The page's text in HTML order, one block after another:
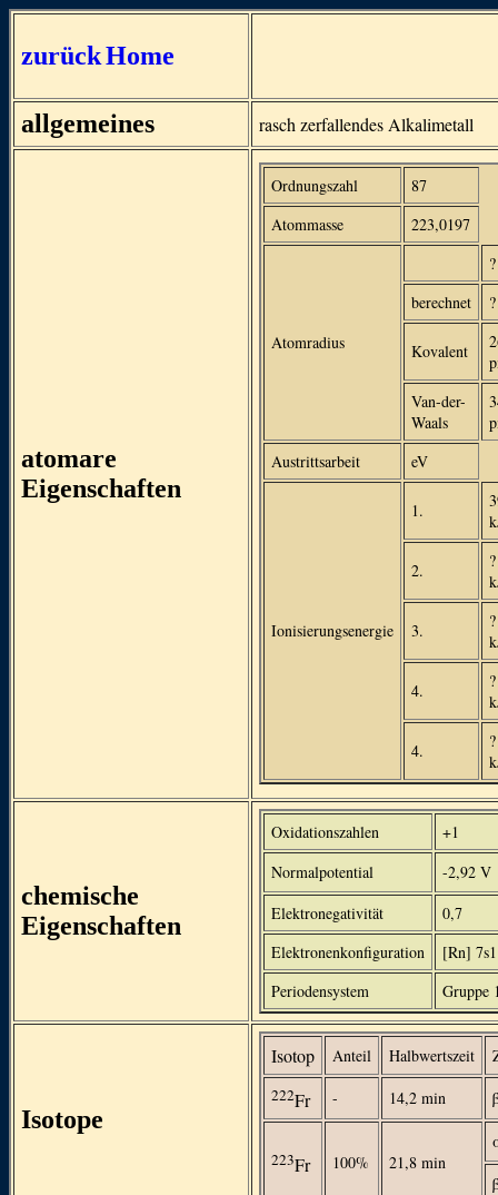
zurückHome
allgemeines rasch zerfallendes Alkalimetall
atomare
Eigenschaften
Ordnungszahl
87
Atommasse
223,0197
Atomradius
berechnet
Kovalent
Van-der-
Waals
Austrittsarbeit
eV
Ionisierungsenergie
1.
2.
?
3.
?
4.
?
4.
?
chemische
Eigenschaften
Oxidationszahlen
+1
Normalpotential
-2,92 V
Elektronegativität
0,7
Elektronenkonfiguration
[Rn] 7s1
Periodensystem
Gruppe
Isotope
Isotop Anteil Halbwertszeit
222Fr - 14,2 min
223Fr 100% 21,8 min